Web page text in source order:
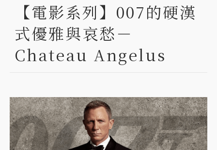
【電影系列】007的硬漢
式優雅與哀愁－
Chateau Angelus